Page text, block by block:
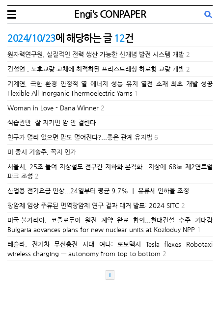
Engi's CONPAPER
2024/10/23에 해당하는 글 12건
원자력연구원, 실질적인 전력 생산 가능한 신개념 발전 시스템 개발 2
건설연 , 노후교량 교체에 최적화된 프리스트레싱 하로형 교량 개발 2
기계연, 극한 환경 안정적 열 에너지 성능 유지 열전 소재 최초 개발 성공
Flexible All-Inorganic Thermoelectric Yarns 1
Woman in Love - Dana Winner 2
식습관만 잘 지키면 암 안 걸린다
친구가 멀리 있으면 맘도 멀어진다?...좋은 관계 유지법 6
미 증시 기술주, 꼭지 인가
서울시, 25조 들여 지상철도 전구간 지하화 본격화...지상에 68㎞ 제2연트럴
파크 조성 2
산업용 전기요금 인상...24일부터 평균 9.7% ㅣ 유류세 인하율 조정
항암제 임상 주류된 면역항암제 연구 결과 대거 발표: 2024 SITC 2
미국·불가리아, 코즐로두이 원전 계약 완료 합의...현대건설 수주 기대감
Bulgaria advances plans for new nuclear units at Kozloduy NPP 1
테슬라, 전기차 무선충전 시대 여나: 로보택시 Tesla flexes Robotaxi
wireless charging — autonomy from top to bottom 2
1